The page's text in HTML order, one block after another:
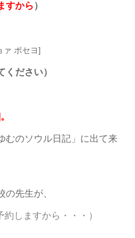
すから ）
ァ ポセヨ]
ください）
むのソウル日記」に出て来
先生が、
約しますから・・・ ）